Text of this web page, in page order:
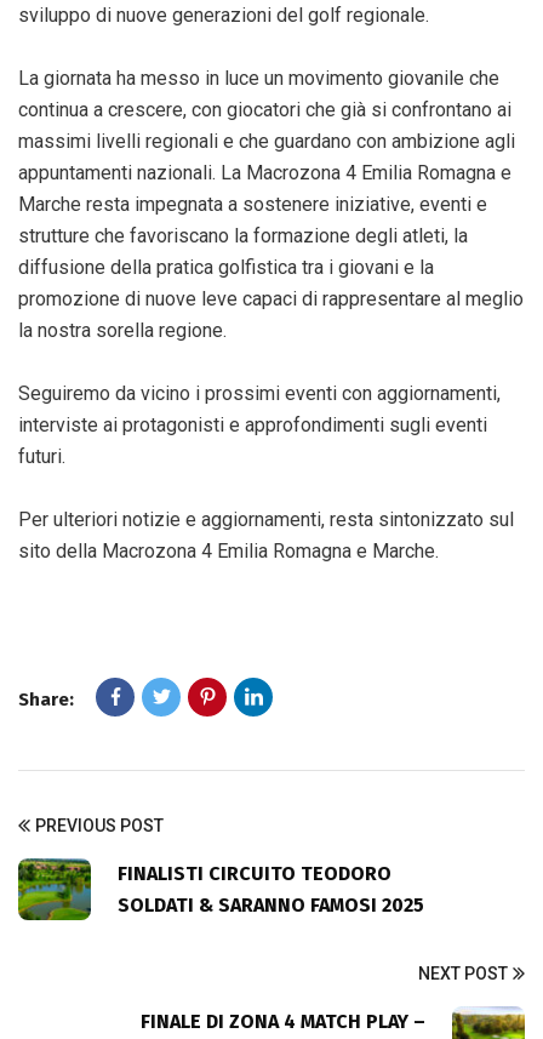
sviluppo di nuove generazioni del golf regionale.
La giornata ha messo in luce un movimento giovanile che
continua a crescere, con giocatori che già si confrontano ai
massimi livelli regionali e che guardano con ambizione agli
appuntamenti nazionali. La Macrozona 4 Emilia Romagna e
Marche resta impegnata a sostenere iniziative, eventi e
strutture che favoriscano la formazione degli atleti, la
diffusione della pratica golfistica tra i giovani e la
promozione di nuove leve capaci di rappresentare al meglio
la nostra sorella regione.
Seguiremo da vicino i prossimi eventi con aggiornamenti,
interviste ai protagonisti e approfondimenti sugli eventi
futuri.
Per ulteriori notizie e aggiornamenti, resta sintonizzato sul
sito della Macrozona 4 Emilia Romagna e Marche.
Share:
PREVIOUS POST
FINALISTI CIRCUITO TEODORO
SOLDATI & SARANNO FAMOSI 2025
NEXT POST
FINALE DI ZONA 4 MATCH PLAY –